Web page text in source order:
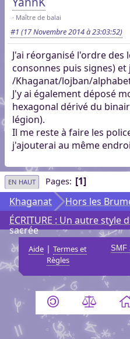
Maître de balai
#1 (17 Novembre 2014 à 23:03:52)
J'ai réorganisé l'ordre des
consonnes puis signes)
/Khaganat/lojban/
J'y ai également déposé
hexagonal dérivé du
légion).
Il me reste à faire les
j'ajouterai au même
EN HAUT Pages 1
Khaganat Hors les
ÉCRITURE : Un autre
sacrée
Aide |Termes et
Règles
SMF